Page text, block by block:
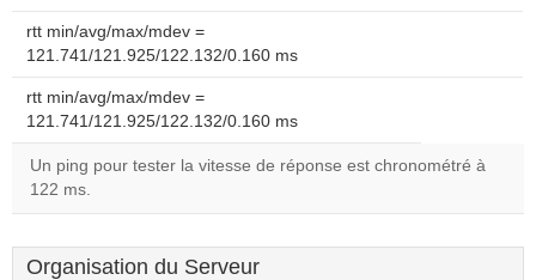
rtt min/avg/max/mdev =
121.741/121.925/122.132/0.160 ms
rtt min/avg/max/mdev =
121.741/121.925/122.132/0.160 ms
Un ping pour tester la vitesse de réponse est chronométré à
122 ms.
Organisation du Serveur